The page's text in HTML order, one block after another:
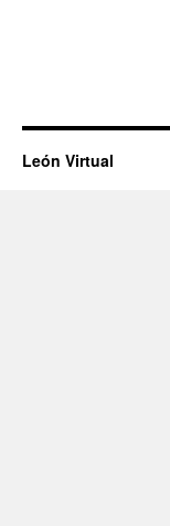
León Virtual